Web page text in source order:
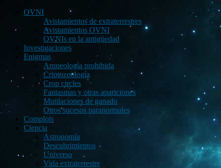
OVNI
Avistamientos de extraterrestres
Avistamientos OVNI
OVNIs en la antigüedad
Investigaciones
Enigmas
Arqueología prohibida
Criptozoología
Crop circles
Fantasmas y otras apariciones
Mutilaciones de ganado
Otros sucesos paranormales
Complots
Ciencia
Astronomía
Descubrimientos
Universo
Vida extraterrestre